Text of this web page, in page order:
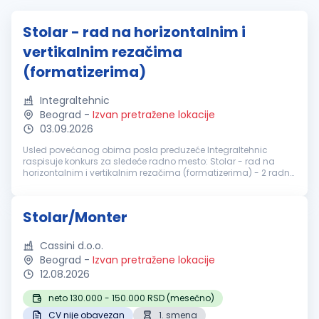
Stolar - rad na horizontalnim i
vertikalnim rezačima
(formatizerima)
Integraltehnic
Beograd - Izvan pretražene lokacije
03.09.2026
Usled povećanog obima posla preduzeće Integraltehnic
raspisuje konkurs za sledeće radno mesto: Stolar - rad na
horizontalnim i vertikalnim rezačima (formatizerima) - 2 radna
Stolar/Monter
Cassini d.o.o.
Beograd - Izvan pretražene lokacije
12.08.2026
neto 130.000 - 150.000 RSD (mesečno)
CV nije obavezan
1. smena